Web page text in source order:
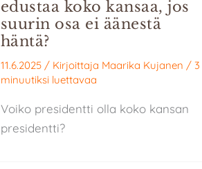
edustaa koko kansaa, jos
suurin osa ei äänestä
häntä?
11.6.2025 / Kirjoittaja Maarika Kujanen / 3
minuutiksi luettavaa
Voiko presidentti olla koko kansan
presidentti?